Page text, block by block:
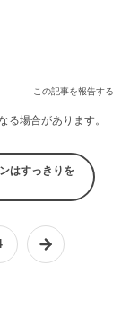
この記事を報告する
場合があります。
はすっきりを